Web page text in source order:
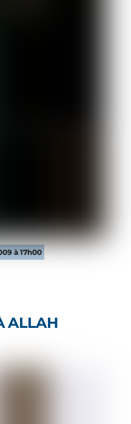
à 17h00
ALLAH